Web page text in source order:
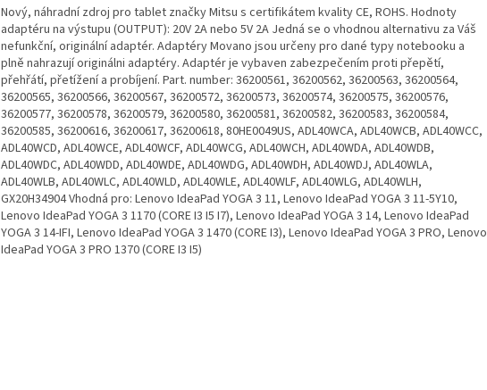
Nový, náhradní zdroj pro tablet značky Mitsu s certifikátem kvality CE, ROHS. Hodnoty
adaptéru na výstupu (OUTPUT): 20V 2A nebo 5V 2A Jedná se o vhodnou alternativu za Váš
nefunkční, originální adaptér. Adaptéry Movano jsou určeny pro dané typy notebooku a
plně nahrazují originálni adaptéry. Adaptér je vybaven zabezpečením proti přepětí,
přehřátí, přetížení a probíjení. Part. number: 36200561, 36200562, 36200563, 36200564,
36200565, 36200566, 36200567, 36200572, 36200573, 36200574, 36200575, 36200576,
36200577, 36200578, 36200579, 36200580, 36200581, 36200582, 36200583, 36200584,
36200585, 36200616, 36200617, 36200618, 80HE0049US, ADL40WCA, ADL40WCB, ADL40WCC,
ADL40WCD, ADL40WCE, ADL40WCF, ADL40WCG, ADL40WCH, ADL40WDA, ADL40WDB,
ADL40WDC, ADL40WDD, ADL40WDE, ADL40WDG, ADL40WDH, ADL40WDJ, ADL40WLA,
ADL40WLB, ADL40WLC, ADL40WLD, ADL40WLE, ADL40WLF, ADL40WLG, ADL40WLH,
GX20H34904 Vhodná pro: Lenovo IdeaPad YOGA 3 11, Lenovo IdeaPad YOGA 3 11-5Y10,
Lenovo IdeaPad YOGA 3 1170 (CORE I3 I5 I7), Lenovo IdeaPad YOGA 3 14, Lenovo IdeaPad
YOGA 3 14-IFI, Lenovo IdeaPad YOGA 3 1470 (CORE I3), Lenovo IdeaPad YOGA 3 PRO, Lenovo
IdeaPad YOGA 3 PRO 1370 (CORE I3 I5)